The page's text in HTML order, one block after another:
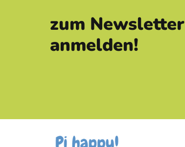
zum Newsletter
anmelden!